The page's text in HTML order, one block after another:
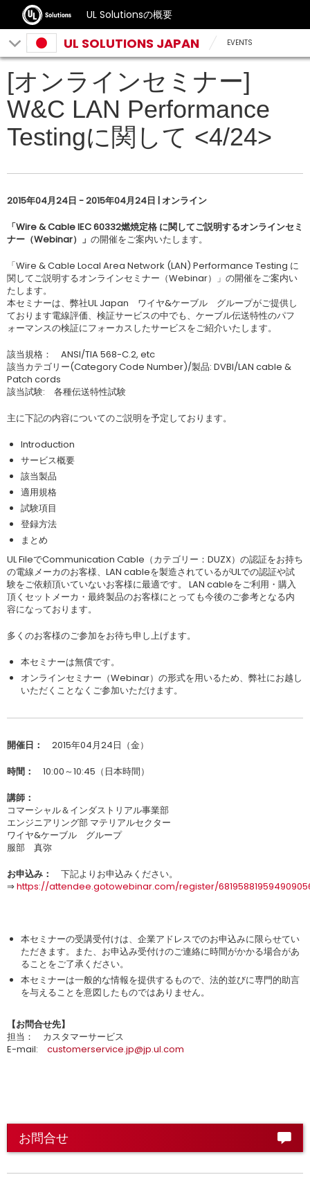
UL Solutionsの概要
UL SOLUTIONS JAPAN EVENTS
[オンラインセミナー]
W&C LAN Performance
Testingに関して <4/24>
2015年04月24日 - 2015年04月24日 | オンライン
「Wire & Cable IEC 60332燃焼定格 に関してご説明するオンラインセミ
ナー（Webinar）」 の開催をご案内いたします。
「Wire & Cable Local Area Network (LAN) Performance Testing に
関してご説明するオンラインセミナー（Webinar）」の開催をご案内い
たします。
本セミナーは、弊社UL Japan ワイヤ&ケーブル グループがご提供し
ております電線評価、検証サービスの中でも、ケーブル伝送特性のパフ
ォーマンスの検証にフォーカスしたサービスをご紹介いたします。
該当規格： ANSI/TIA 568-C.2, etc
該当カテゴリー(Category Code Number)/製品: DVBI/LAN cable &
Patch cords
該当試験: 各種伝送特性試験
主に下記の内容についてのご説明を予定しております。
Introduction
サービス概要
該当製品
適用規格
試験項目
登録方法
まとめ
UL FileでCommunication Cable（カテゴリー：DUZX）の認証をお持ち
の電線メーカのお客様、LAN cableを製造されているがULでの認証や試
験をご依頼頂いていないお客様に最適です。 LAN cableをご利用・購入
頂くセットメーカ・最終製品のお客様にとっても今後のご参考となる内
容になっております。
多くのお客様のご参加をお待ち申し上げます。
本セミナーは無償です。
オンラインセミナー（Webinar）の形式を用いるため、弊社にお越し
いただくことなくご参加いただけます。
開催日： 2015年04月24日（金）
時間：
10:00～10:45（日本時間）
講師：
コマーシャル＆インダストリアル事業部
エンジニアリング部 マテリアルセクター
ワイヤ&ケーブル グループ
服部 真弥
お申込み： 下記よりお申込みください。
⇒https://attendee.gotowebinar.com/register/
本セミナーの受講受付けは、企業アドレスでのお申込みに限らせてい
ただきます。また、お申込み受付けのご連絡に時間がかかる場合があ
ることをご了承ください。
本セミナーは一般的な情報を提供するもので、法的並びに専門的助言
を与えることを意図したものではありません。
【お問合せ先】
担当： カスタマーサービス
E-mail: customerservice.jp@jp.ul.com
お問合せ